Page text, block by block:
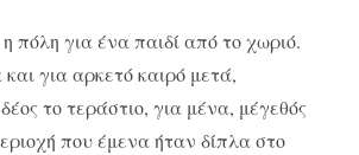
πόλη για ένα παιδί από το χωριό.
για αρκετό καιρό μετά,
το τεράστιο, για μένα, μέγεθός
που έμενα ήταν δίπλα στο